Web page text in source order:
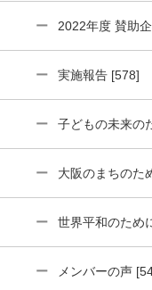
2022年度 賛助
実施報告 [578]
子どもの未来の
大阪のまちのた
世界平和のため
メンバーの声